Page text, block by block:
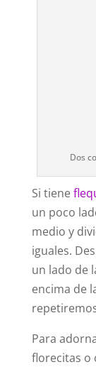
Dos
Si tiene
un poco
medio y
iguales.
un lado de
encima de
Para
florecitas o